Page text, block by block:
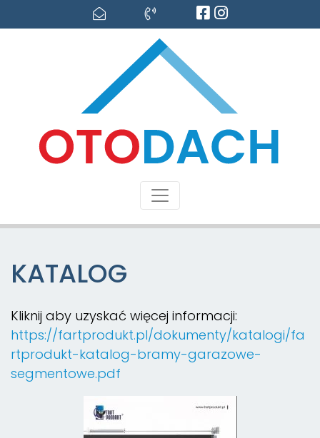
KATALOG
Kliknij aby uzyskać więcej informacji:
https://fartprodukt.pl/dokumenty/katalogi/fa
rtprodukt-katalog-bramy-garazowe-
segmentowe.pdf